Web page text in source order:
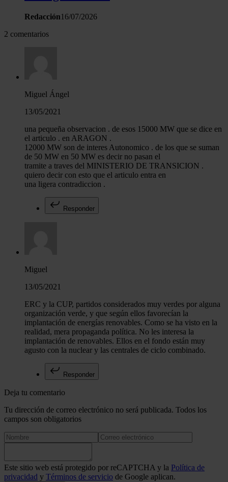
Redacción16/07/2026
2 comentarios
Miguel Ángel
13/05/2021
una pequeña observacion . de esos 15000 MW que se dice en
el articulo . en ARAGON .
12000 MW son de interes Autonomico . de los que se suman
de 50 MW en 50 MW es decir no pasan el
tramite a traves del MINISTERIO DE TRANSICION .
quiero decir con esto que el articulo entra en
una ligera contradiccion .
Responder
Miguel
13/05/2021
ERC y la CUP, partidos considerados muy verdes por alguna
organización verde, y que según ellos favorecían la
implantación de energías renovables. Como se ha visto en la
realidad, mera propaganda política. No les interesa la
implantación de renovables. Ellos en el fondo están muy
agusto con la nuclear y las centrales de ciclo combinado.
Responder
Deja tu comentario
Tu dirección de correo electrónico no será publicada. Todos los
campos son obligatorios
Este sitio web está protegido por reCAPTCHA y la Política de
privacidad y Términos de servicio de Google aplican.